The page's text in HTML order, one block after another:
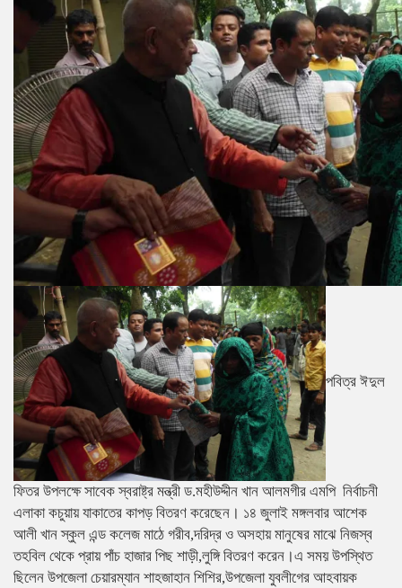
পবিত্র ঈদুল
ফিতর উপলক্ষে সাবেক স্বরাষ্ট্র মন্ত্রী ড.মহীউদ্দীন খান আলমগীর এমপি নির্বাচনী
এলাকা কচুয়ায় যাকাতের কাপড় বিতরণ করেছেন। ১৪ জুলাই মঙ্গলবার আশেক
আলী খান স্কুল এন্ড কলেজ মাঠে গরীব,দরিদ্র ও অসহায় মানুষের মাঝে নিজস্ব
তহবিল থেকে প্রায় পাঁচ হাজার পিছ শাড়ী,লুঙ্গি বিতরণ করেন।এ সময় উপস্থিত
ছিলেন উপজেলা চেয়ারম্যান শাহজাহান শিশির,উপজেলা যুবলীগের আহবায়ক